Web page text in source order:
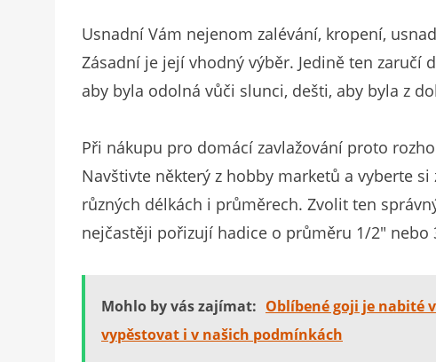
Usnadní Vám nejenom zalévání, kropení,
Zásadní je její vhodný výběr. Jedině ten zaručí
aby byla odolná vůči slunci, dešti, aby byla z
Při nákupu pro domácí zavlažování proto
Navštivte některý z hobby marketů a vyberte
různých délkách i průměrech. Zvolit ten
nejčastěji pořizují hadice o průměru 1/2″ nebo
Mohlo by vás zajímat: Oblíbené goji je nabité
vypěstovat i v našich podmínkách